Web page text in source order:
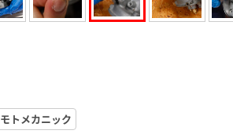
モトメカニック